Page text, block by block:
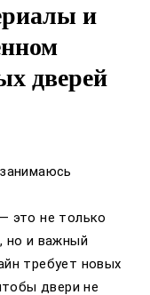
и
дверей
это не только
но и важный
требует новых
двери не